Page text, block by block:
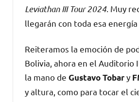
Leviathan III Tour 2024. Muy
llegarán con toda esa
Reiteramos la emoción de
Bolivia, ahora en el Auditorio
la mano de Gustavo Tobary
y altura, como para tocar el